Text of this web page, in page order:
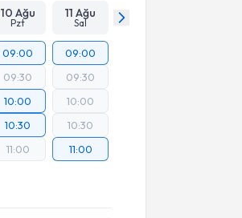
10 Ağu
Pzt
11 Ağu
Sal
09:00
09:30
10:00
10:30
11:00
09:00
09:30
10:00
10:30
11:00